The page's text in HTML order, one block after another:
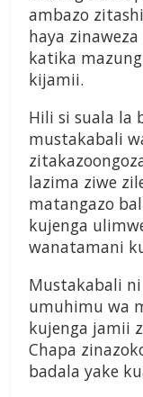
ambazo
haya
katika
kijamii.
Hili si suala la
mustakabali
lazima ziwe
matangazo
kujenga
wanatamani
Mustakabali
umuhimu wa
kujenga jamii
Chapa
badala yake